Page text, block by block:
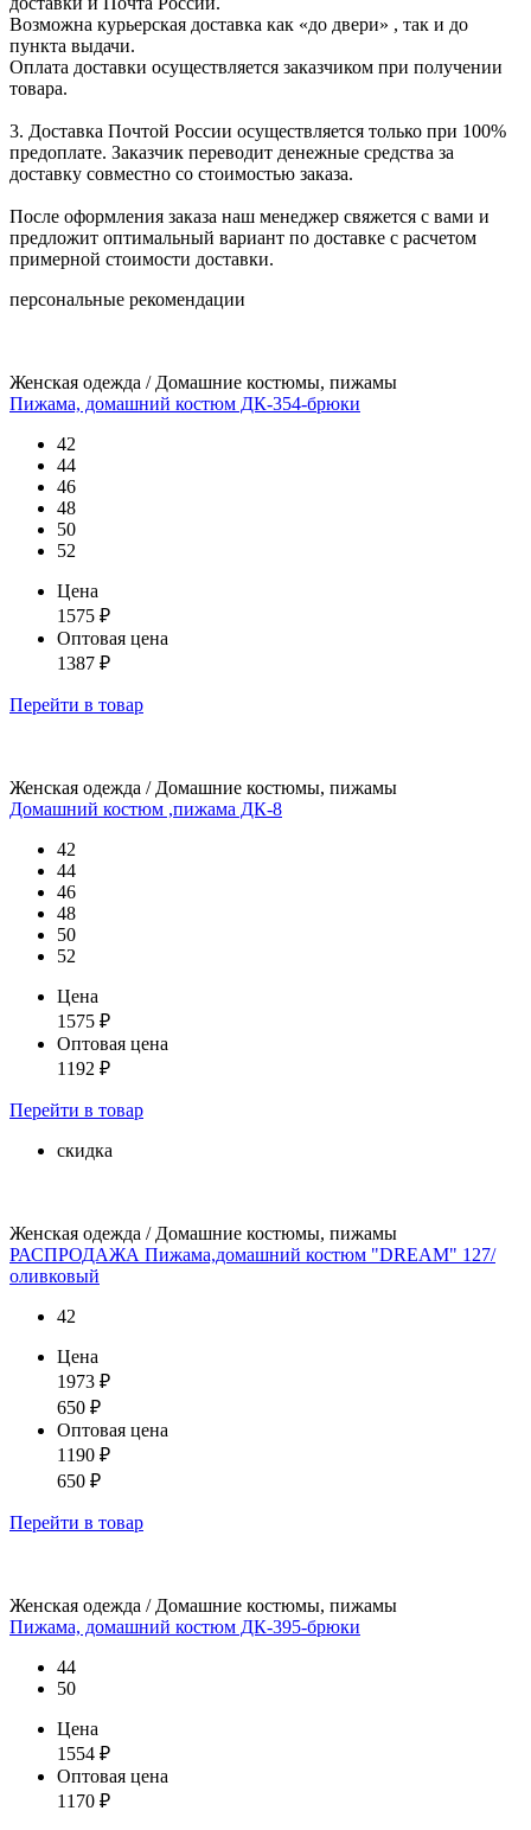
Возможна курьерская доставка как «до двери» , так и до
пункта выдачи.
Оплата доставки осуществляется заказчиком при получении
товара.
3. Доставка Почтой России осуществляется только при 100%
предоплате. Заказчик переводит денежные средства за
доставку совместно со стоимостью заказа.
После оформления заказа наш менеджер свяжется с вами и
предложит оптимальный вариант по доставке с расчетом
примерной стоимости доставки.
персональные рекомендации
Женская одежда / Домашние костюмы, пижамы
Пижама, домашний костюм ДК-354-брюки
42
44
46
48
50
52
Цена
1575 ₽
Оптовая цена
1387 ₽
Перейти в товар
Женская одежда / Домашние костюмы, пижамы
Домашний костюм ,пижама ДК-8
42
44
46
48
50
52
Цена
1575 ₽
Оптовая цена
1192 ₽
Перейти в товар
скидка
Женская одежда / Домашние костюмы, пижамы
РАСПРОДАЖА Пижама,домашний костюм "DREAM" 127/
оливковый
42
Цена
1973 ₽
650 ₽
Оптовая цена
1190 ₽
650 ₽
Перейти в товар
Женская одежда / Домашние костюмы, пижамы
Пижама, домашний костюм ДК-395-брюки
44
50
Цена
1554 ₽
Оптовая цена
1170 ₽